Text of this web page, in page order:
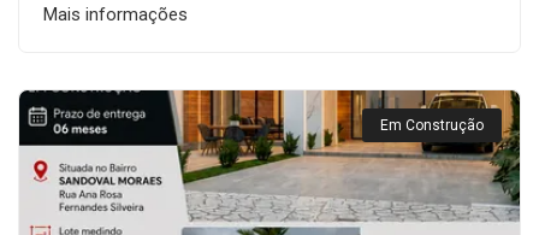
Mais informações
Em Construção